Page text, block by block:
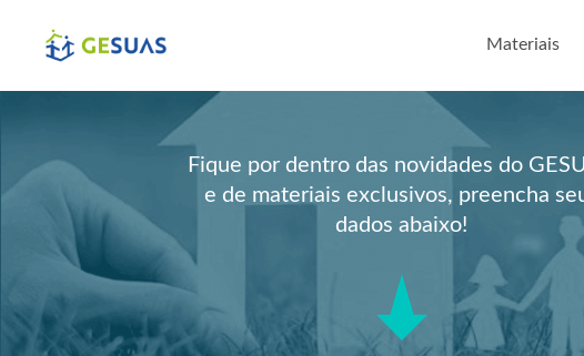
Pular para o
Materiais
Fique por dentro das novidades do
e de materiais exclusivos, preencha
dados abaixo!